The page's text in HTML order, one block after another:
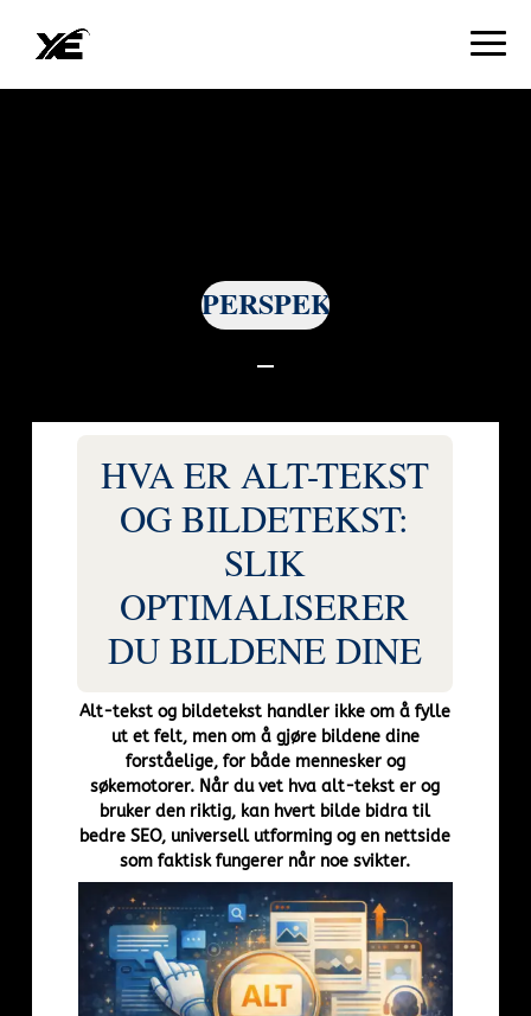
PERSPEKTIV
HVA ER ALT-TEKST
OG BILDETEKST:
SLIK
OPTIMALISERER
DU BILDENE DINE
Alt-tekst og bildetekst handler ikke om å fylle
ut et felt, men om å gjøre bildene dine
forståelige, for både mennesker og
søkemotorer. Når du vet hva alt-tekst er og
bruker den riktig, kan hvert bilde bidra til
bedre SEO, universell utforming og en nettside
som faktisk fungerer når noe svikter.